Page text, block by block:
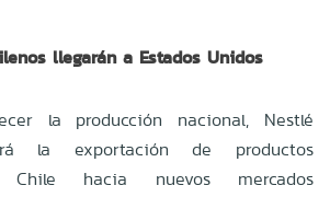
llegarán a Estados Unidos
la producción nacional, Nestlé
la exportación de productos
Chile hacia nuevos mercados